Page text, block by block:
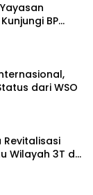
BP
dari WSO
Revitalisasi
Wilayah 3T di